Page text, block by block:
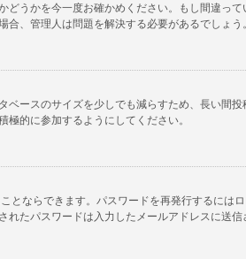
うかを今一度お確かめください。もし間違っ
、管理人は問題を解決する必要があるでしょう。
ースのサイズを少しでも減らすため、長い間
的に参加するようにしてください。
とならできます。パスワードを再発行するには
たパスワードは入力したメールアドレスに送信